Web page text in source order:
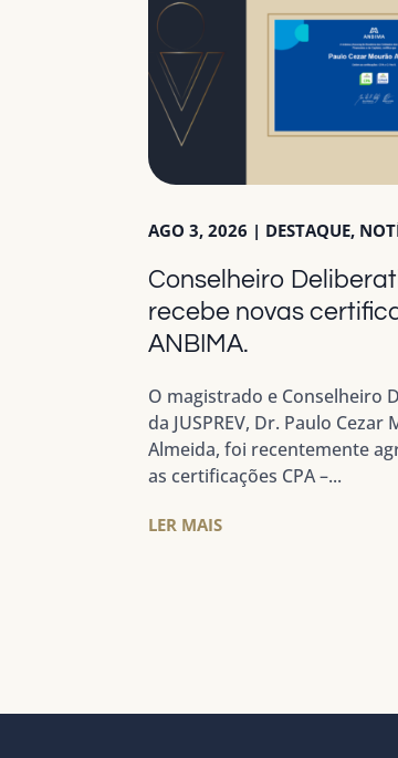
Conselheiro
recebe novas
ANBIMA.
AGO 3, 2026 | DESTAQUE,
O magistrado e Conselheiro
da JUSPREV, Dr. Paulo Cezar
Almeida, foi recentemente
as certificações CPA –...
LER MAIS